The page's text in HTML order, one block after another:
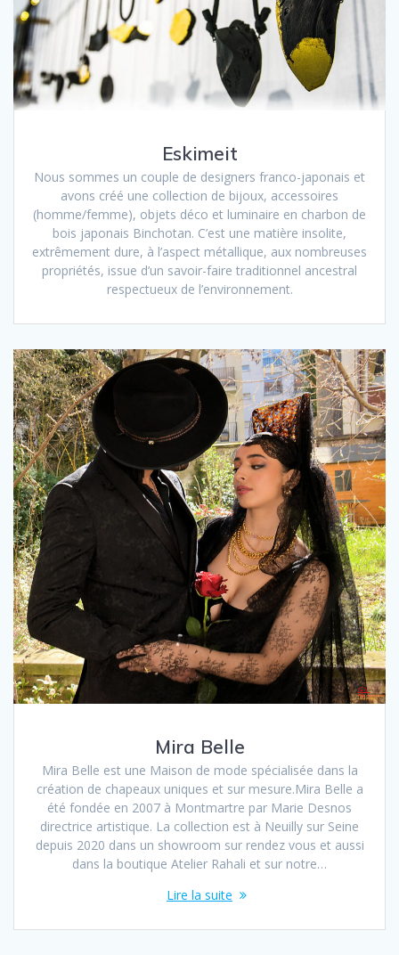
Eskimeit
Nous sommes un couple de designers franco-japonais et
avons créé une collection de bijoux, accessoires
(homme/femme), objets déco et luminaire en charbon de
bois japonais Binchotan. C’est une matière insolite,
extrêmement dure, à l’aspect métallique, aux nombreuses
propriétés, issue d’un savoir-faire traditionnel ancestral
respectueux de l’environnement.
Mira Belle
Mira Belle est une Maison de mode spécialisée dans la
création de chapeaux uniques et sur mesure.Mira Belle a
été fondée en 2007 à Montmartre par Marie Desnos
directrice artistique. La collection est à Neuilly sur Seine
depuis 2020 dans un showroom sur rendez vous et aussi
dans la boutique Atelier Rahali et sur notre…
Lire la suite